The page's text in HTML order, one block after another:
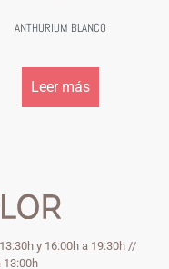
ANTHURIUM BLANCO
Leer más
y 16:00h a 19:30h //
13:00h